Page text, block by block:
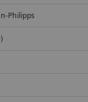
Philipps